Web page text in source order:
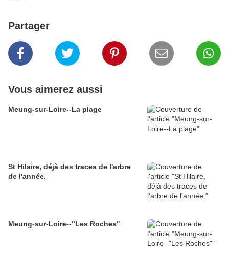
Partager
Vous aimerez aussi
Meung-sur-Loire--La plage
St Hilaire, déjà des traces de l'arbre
de l'année.
Meung-sur-Loire--"Les Roches"